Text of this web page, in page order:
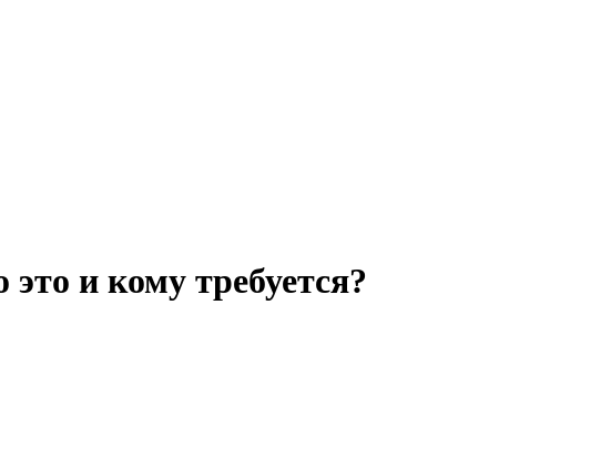
и кому требуется?